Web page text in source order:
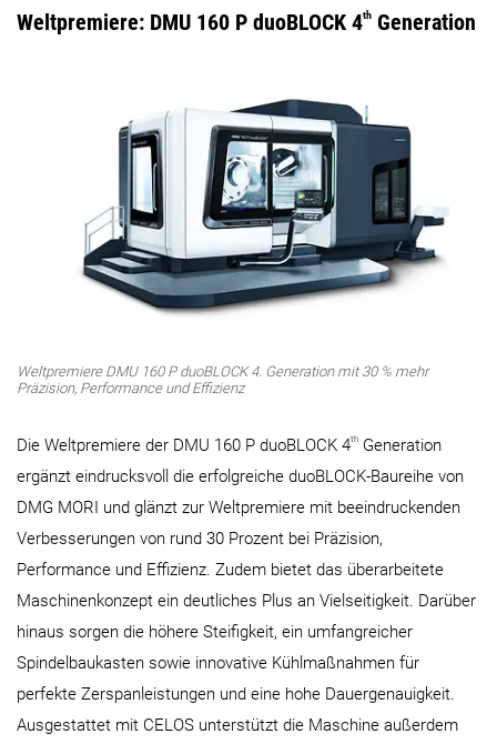
Weltpremiere: DMU 160 P duoBLOCK 4th Generation
Weltpremiere DMU 160 P duoBLOCK 4. Generation mit 30 % mehr
Präzision, Performance und Effizienz
Die Weltpremiere der DMU 160 P duoBLOCK 4th Generation
ergänzt eindrucksvoll die erfolgreiche duoBLOCK-Baureihe von
DMG MORI und glänzt zur Weltpremiere mit beeindruckenden
Verbesserungen von rund 30 Prozent bei Präzision,
Performance und Effizienz. Zudem bietet das überarbeitete
Maschinenkonzept ein deutliches Plus an Vielseitigkeit. Darüber
hinaus sorgen die höhere Steifigkeit, ein umfangreicher
Spindelbaukasten sowie innovative Kühlmaßnahmen für
perfekte Zerspanleistungen und eine hohe Dauergenauigkeit.
Ausgestattet mit CELOS unterstützt die Maschine außerdem